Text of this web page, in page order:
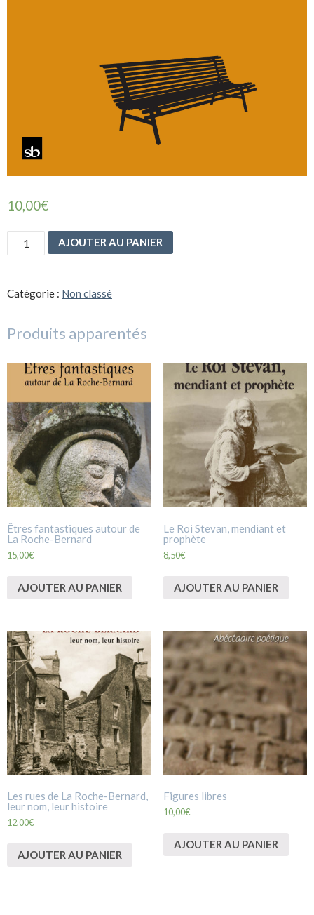
10,00€
titre
AJOUTER AU PANIER
Catégorie : Non classé
Produits apparentés
Êtres fantastiques autour de
La Roche-Bernard
15,00€
AJOUTER AU PANIER
Le Roi Stevan, mendiant et
prophète
8,50€
AJOUTER AU PANIER
Les rues de La Roche-Bernard,
leur nom, leur histoire
12,00€
AJOUTER AU PANIER
Figures libres
10,00€
AJOUTER AU PANIER